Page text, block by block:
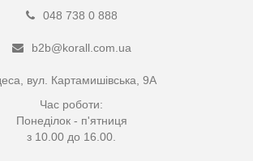
048 738 0 888
b2b@korall.com.ua
вул. Картамишівська, 9А
Час роботи:
Понеділок - п'ятниця
з 10.00 до 16.00.